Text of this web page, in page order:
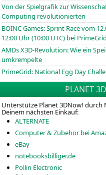
Von der Spielgrafik zur
Computing revolutionierten
BOINCGames: Sprint Race vom
12:00 Uhr (10:00 UTC) bei PrimeGrid
AMDs X3D-Revolution: Wie ein
umkrempelte
PrimeGrid: National Egg Day
PLANET
Unterstütze Planet 3DNow! durch
Deinem nächsten Einkauf:
ALTERNATE
Computer & Zubehör bei
eBay
notebooksbilliger.de
Pollin Electronic